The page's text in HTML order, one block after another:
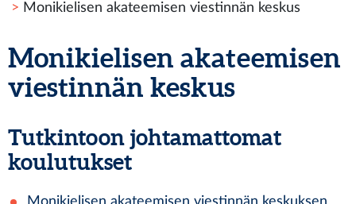
Monikielisen akateemisen viestinnän keskus
Monikielisen akateemisen
viestinnän keskus
Tutkintoon johtamattomat
koulutukset
Monikielisen akateemisen viestinnän keskuksen